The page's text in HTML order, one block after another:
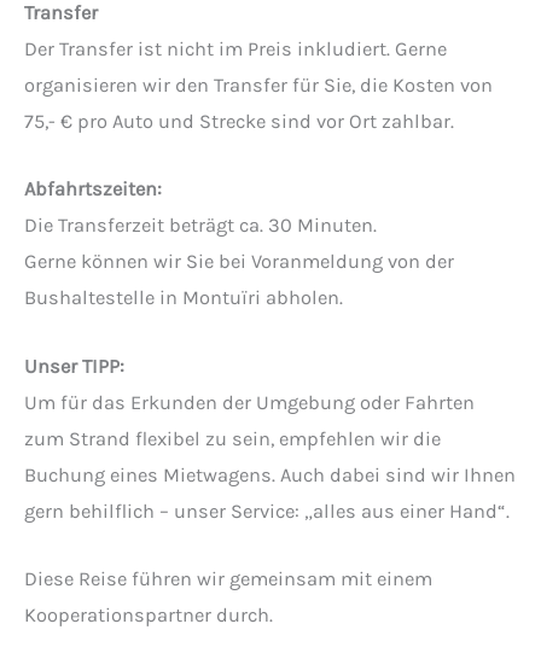
Transfer
Der Transfer ist nicht im Preis inkludiert. Gerne
organisieren wir den Transfer für Sie, die Kosten von
75,- € pro Auto und Strecke sind vor Ort zahlbar.
Abfahrtszeiten:
Die Transferzeit beträgt ca. 30 Minuten.
Gerne können wir Sie bei Voranmeldung von der
Bushaltestelle in Montuïri abholen.
Unser TIPP:
Um für das Erkunden der Umgebung oder Fahrten
zum Strand flexibel zu sein, empfehlen wir die
Buchung eines Mietwagens. Auch dabei sind wir Ihnen
gern behilflich – unser Service: „alles aus einer Hand“.
Diese Reise führen wir gemeinsam mit einem
Kooperationspartner durch.